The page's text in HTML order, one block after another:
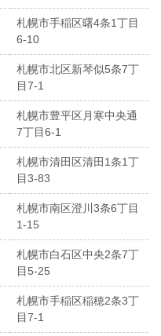
札幌市手稲区曙4条1丁目
6-10
札幌市北区新琴似5条7丁
目7-1
札幌市豊平区月寒中央通
7丁目6-1
札幌市清田区清田1条1丁
目3-83
札幌市南区澄川3条6丁目
1-15
札幌市白石区中央2条7丁
目5-25
札幌市手稲区稲穂2条3丁
目7-1